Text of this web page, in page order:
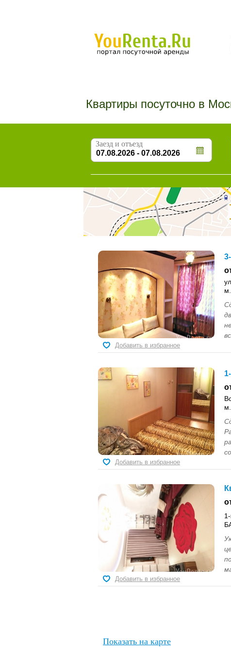
Квартиры посуточно в
Заезд и отъезд
Добавить в избранное
Добавить в избранное
Добавить в избранное
Показать на карте